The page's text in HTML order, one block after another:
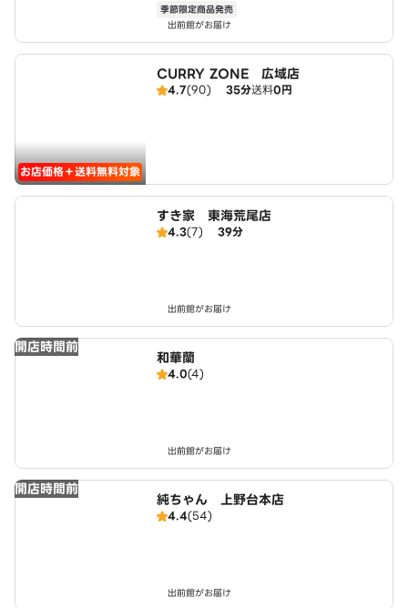
季節限定商品発売
出前館がお届け
お店価格＋送料無料対象
CURRY ZONE 広域店
4.7(90) 35分送料0円
すき家 東海荒尾店
4.3(7) 39分
出前館がお届け
開店時間前
和華蘭
4.0(4)
出前館がお届け
開店時間前
純ちゃん 上野台本店
4.4(54)
出前館がお届け